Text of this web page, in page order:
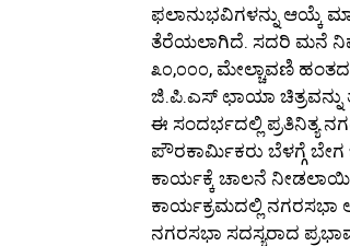
ಫಲಾನುಭವಿಗಳನ್ನು ಆಯ್ಕೆ
ತೆರೆಯಲಾಗಿದೆ. ಸದರಿ ಮನೆ
೩೦,೦೦೦, ಮೇಲ್ಚಾವಣಿ
ಜಿ.ಪಿ.ಎಸ್ ಛಾಯಾ
ಈ ಸಂದರ್ಭದಲ್ಲಿ ಪ್ರತಿನಿತ್ಯ
ಪೌರಕಾರ್ಮಿಕರು ಬೆಳಗ್ಗೆ
ಕಾರ್ಯಕ್ಕೆ ಚಾಲನೆ
ಕಾರ್ಯಕ್ರಮದಲ್ಲಿ ನಗರಸಭಾ
ನಗರಸಭಾ ಸದಸ್ಯರಾದ